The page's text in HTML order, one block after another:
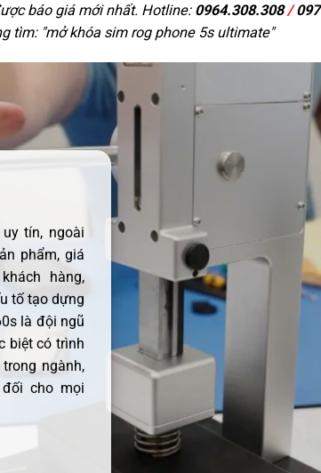
báo giá mới nhất. Hotline: 0964.308.308/
tìm: "mở khóa sim rog phone 5s ultimate"
tín, ngoài
phẩm, giá
hàng,
tố tạo dựng
là đội ngũ
biệt có trình
ngành,
cho mọi